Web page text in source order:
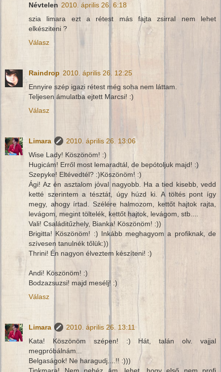
Névtelen 2010. április 26. 6:18
szia limara ezt a rétest más fajta zsirral nem lehet
elkésziteni ?
Válasz
Raindrop 2010. április 26. 12:25
Ennyire szép igazi rétest még soha nem láttam.
Teljesen ámulatba ejtett Marcsi! :)
Válasz
Limara
2010. április 26. 13:06
Wise Lady! Köszönöm! :)
Hugicám! Erről most lemaradtál, de bepótoljuk majd! :)
Szepyke! Eltévedtél? :)Köszönöm! :)
Ági! Az én asztalom jóval nagyobb. Ha a tied kisebb, vedd
ketté szerintem a tésztát, úgy húzd ki. A töltés pont így
megy, ahogy írtad. Szélére halmozom, kettőt hajtok rajta,
levágom, megint töltelék, kettőt hajtok, levágom, stb....
Vali! Családitűzhely, Bianka! Köszönöm! :))
Brigitta! Köszönöm! :) Inkább meghagyom a profiknak, de
szívesen tanulnék tőlük:))
Thrini! Én nagyon élveztem készíteni! :)
Andi! Köszönöm! :)
Bodzazsuzsi! majd mesélj! :)
Válasz
Limara
2010. április 26. 13:11
Kata! Köszönöm szépen! :) Hát, talán olv. vajjal
megpróbálnám...
Belgaságok! Ne haragudj....!! :)))
Tinkmara! Nem nehéz ám, lehet, hogy első nem profi